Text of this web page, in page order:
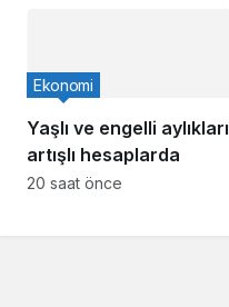
Yaşlı ve engelli aylıkları
artışlı hesaplarda
Ekonomi
20 saat önce